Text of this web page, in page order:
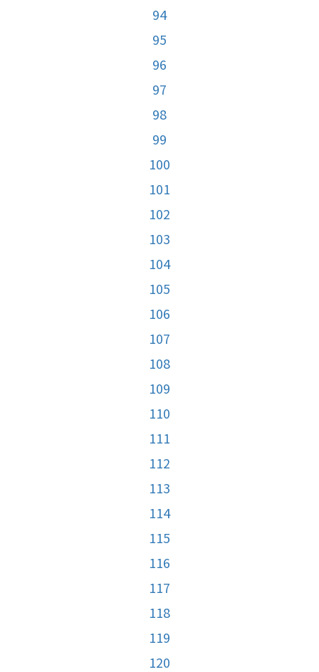
94
95
96
97
98
99
100
101
102
103
104
105
106
107
108
109
110
111
112
113
114
115
116
117
118
119
120